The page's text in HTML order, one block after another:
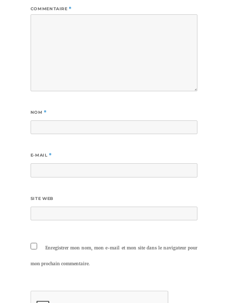
COMMENTAIRE*
NOM*
E-MAIL*
SITE WEB
Enregistrer mon nom, mon e-mail et mon site dans le navigateur pour
mon prochain commentaire.